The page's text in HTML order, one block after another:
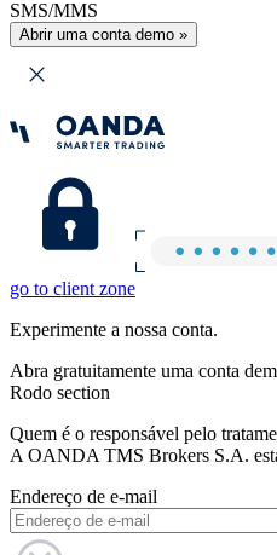
SMS/MMS
Abrir uma conta demo »
go to client zone
Experimente a nossa conta.
Abra gratuitamente uma conta
Rodo section
Quem é o responsável pelo
A OANDA TMS Brokers S.A.
Endereço de e-mail